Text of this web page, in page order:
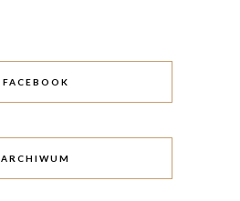
FACEBOOK
ARCHIWUM